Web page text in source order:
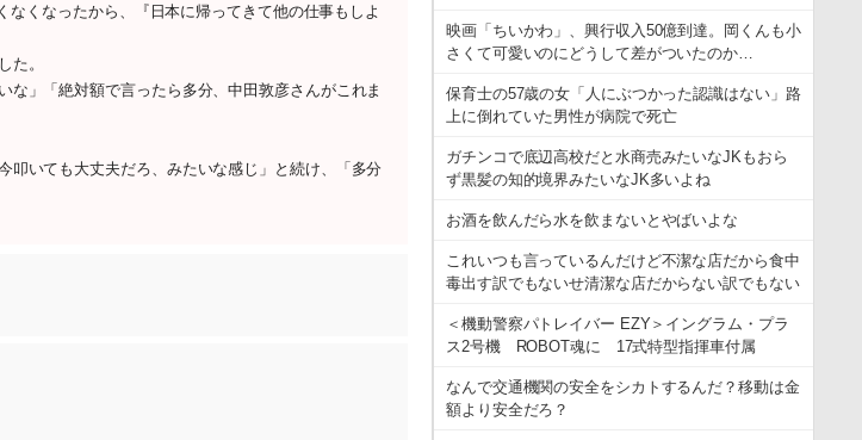
くなったから、『日本に帰ってきて他の仕事もしよ
た。
」「絶対額で言ったら多分、中田敦彦さんがこれま
いても大丈夫だろ、みたいな感じ」と続け、「多分
映画「ちいかわ」、興行収入50億到達。岡くんも小
さくて可愛いのにどうして差がついたのか…
保育士の57歳の女「人にぶつかった認識はない」路
上に倒れていた男性が病院で死亡
ガチンコで底辺高校だと水商売みたいなJKもおら
ず黒髪の知的境界みたいなJK多いよね
お酒を飲んだら水を飲まないとやばいよな
これいつも言っているんだけど不潔な店だから食中
毒出す訳でもないせ清潔な店だからない訳でもない
＜機動警察パトレイバー EZY＞イングラム・プラ
ス2号機 ROBOT魂に 17式特型指揮車付属
なんで交通機関の安全をシカトするんだ？移動は金
額より安全だろ？